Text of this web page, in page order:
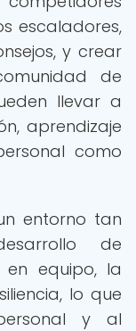
escaladores,
y crear
de
llevar a
aprendizaje
como
entorno tan
de
equipo, la
lo que
y al